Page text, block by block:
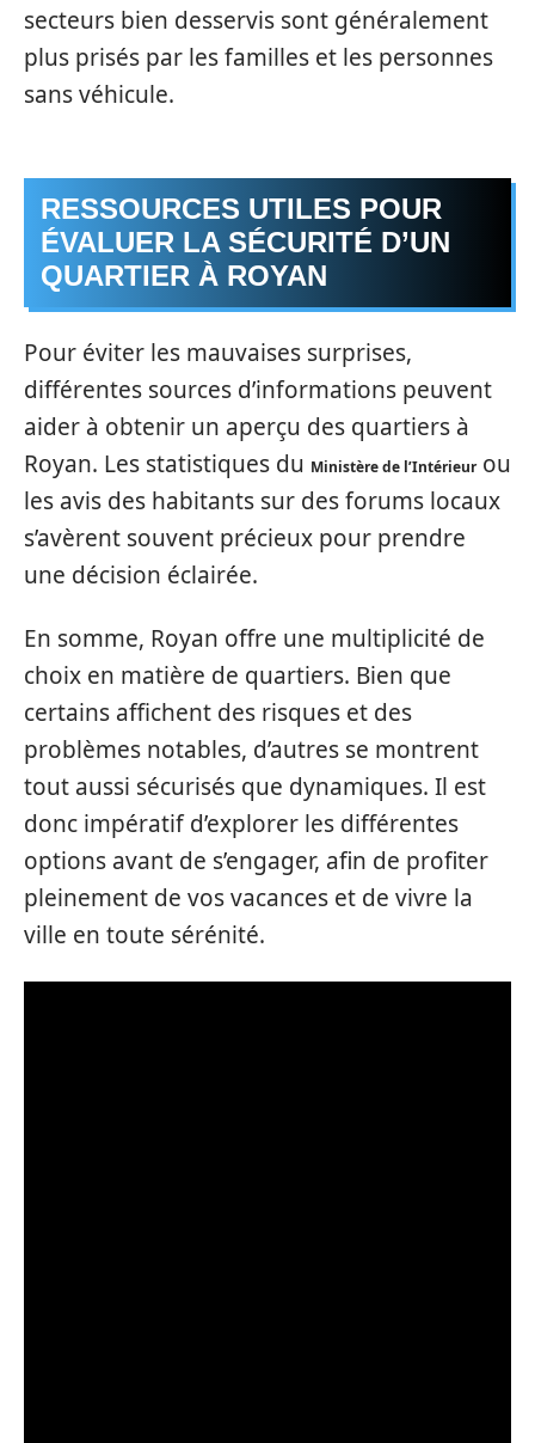
secteurs bien desservis sont généralement
plus prisés par les familles et les personnes
sans véhicule.
RESSOURCES UTILES POUR
ÉVALUER LA SÉCURITÉ D’UN
QUARTIER À ROYAN
Pour éviter les mauvaises surprises,
différentes sources d’informations peuvent
aider à obtenir un aperçu des quartiers à
Royan. Les statistiques du Ministère de l’Intérieurou
les avis des habitants sur des forums locaux
s’avèrent souvent précieux pour prendre
une décision éclairée.
En somme, Royan offre une multiplicité de
choix en matière de quartiers. Bien que
certains affichent des risques et des
problèmes notables, d’autres se montrent
tout aussi sécurisés que dynamiques. Il est
donc impératif d’explorer les différentes
options avant de s’engager, afin de profiter
pleinement de vos vacances et de vivre la
ville en toute sérénité.